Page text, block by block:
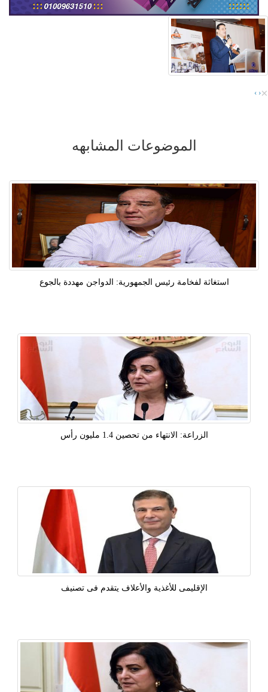
‹
› ×
الموضوعات المشابهه
استغاثة لفخامة رئيس الجمهورية: الدواجن مهددة بالجوع
الزراعة: الانتهاء من تحصين 1.4 مليون رأس
الإقليمى للأغذية والأعلاف يتقدم فى تصنيف